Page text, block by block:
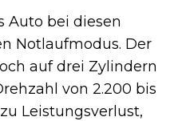
Auto bei diesen
Notlaufmodus. Der
auf drei Zylindern
von 2.200 bis
Leistungsverlust,